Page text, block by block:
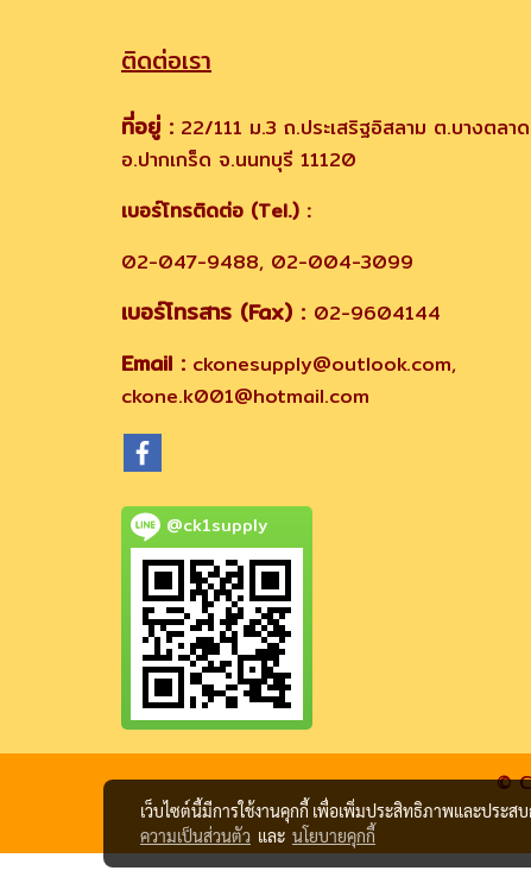
ติดต่อเรา
ที่อยู่ : 22/111 ม.3 ถ.ประเสริฐอิสลาม ต.บางตลาด
อ.ปากเกร็ด จ.นนทบุรี 11120
เบอร์โทรติดต่อ (Tel.) :
02-047-9488, 02-004-3099
เบอร์โทรสาร (Fax) : 02-9604144
Email : ckonesupply@outlook.com,
ckone.k001@hotmail.com
@ck1supply
©
เว็บไซต์นี้มีการใช้งานคุกกี้ เพื่อเพิ่มประสิทธิภาพและประส
ความเป็นส่วนตัว และ นโยบายคุกกี้